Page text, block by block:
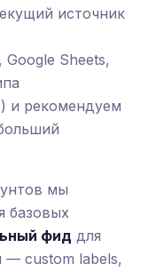
источник
Sheets,
и рекомендуем
мы
базовых
фид для
— custom labels,